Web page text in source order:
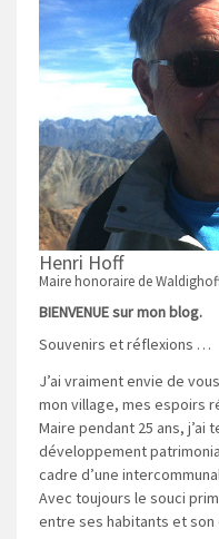
Henri Hoff
Maire honoraire de
BIENVENUE sur mon blog.
Souvenirs et réflexions …
J’ai vraiment envie de
mon village, mes espoirs
Maire pendant 25 ans, j’ai
développement
cadre d’une
Avec toujours le souci
entre ses habitants et son